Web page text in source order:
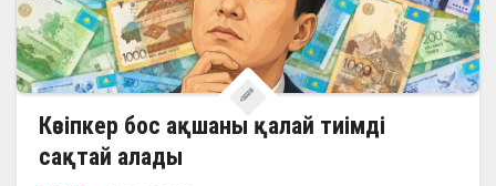
Кәсіпкер бос ақшаны қалай тиімді
сақтай алады